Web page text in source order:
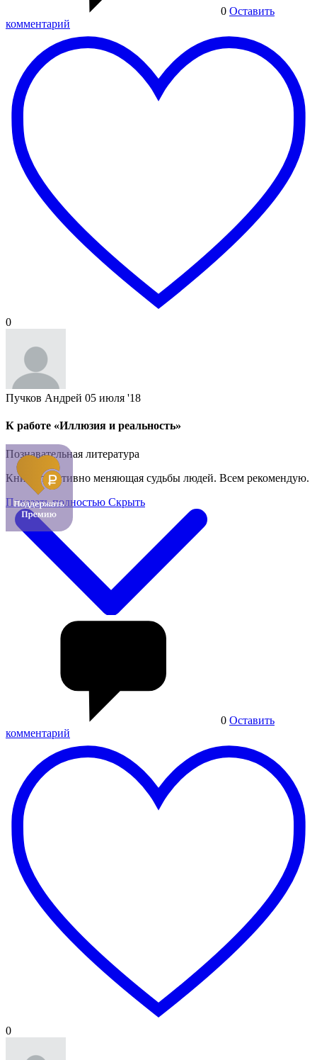
0 Оставить
комментарий
0
Пучков Андрей 05 июля '18
К работе «Иллюзия и реальность»
Познавательная литература
Книга позитивно меняющая судьбы людей. Всем рекомендую.
Показать полностью Скрыть
0 Оставить
комментарий
0